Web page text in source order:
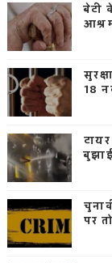
बेटी
18
पर